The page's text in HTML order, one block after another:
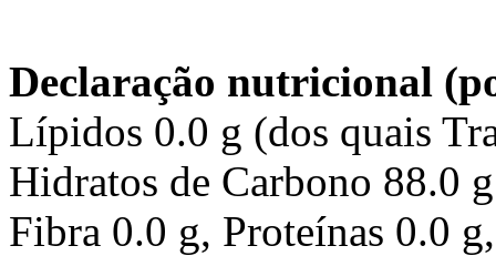
Declaração nutricional
Lípidos 0.0 g (dos quais
Hidratos de Carbono 88.0
Fibra 0.0 g, Proteínas 0.0